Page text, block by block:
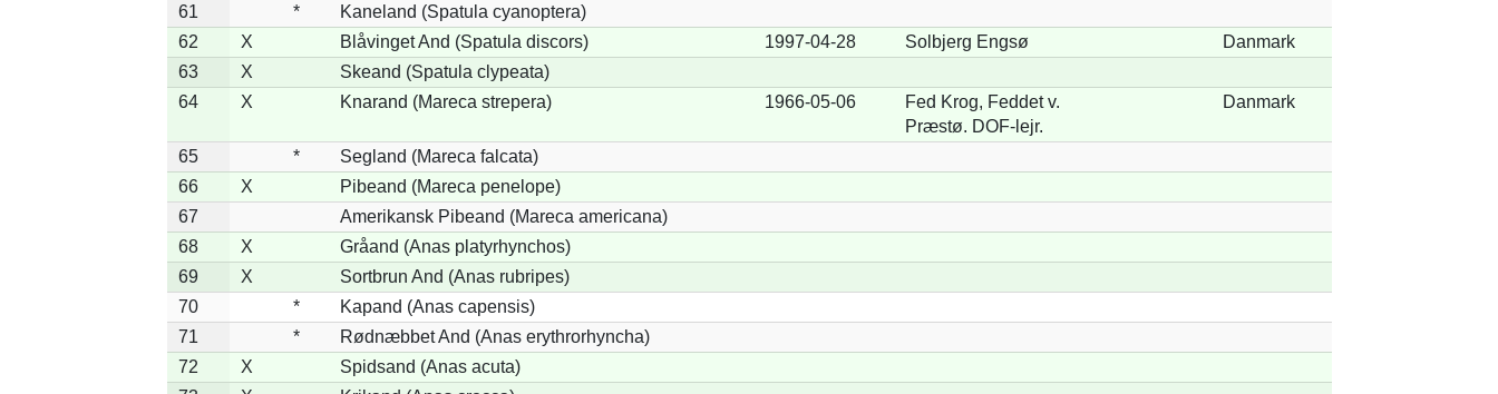
61
*
Kaneland (Spatula cyanoptera)
62
X Blåvinget And (Spatula discors) 1997-04-28 Solbjerg Engsø
Danmark
63
X
Skeand (Spatula clypeata)
64
X Knarand (Mareca strepera) 1966-05-06
Fed Krog, Feddet v.
Præstø. DOF-lejr.
Danmark
65 *
Segland (Mareca falcata)
66
X
Pibeand (Mareca penelope)
67
Amerikansk Pibeand (Mareca americana)
68
X
Gråand (Anas platyrhynchos)
69
X
Sortbrun And (Anas rubripes)
70
*
Kapand (Anas capensis)
71
*
Rødnæbbet And (Anas erythrorhyncha)
72
X
Spidsand (Anas acuta)